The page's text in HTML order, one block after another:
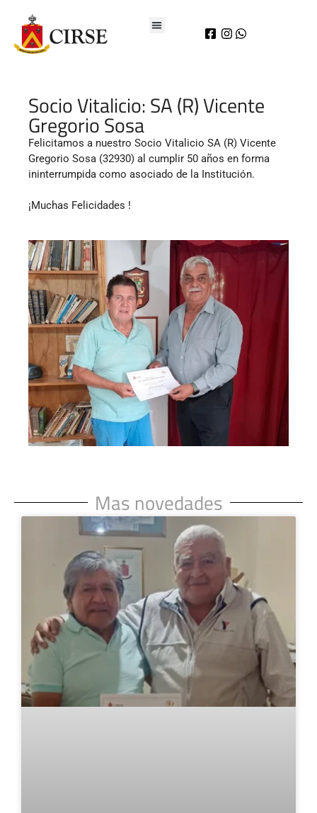
Socio Vitalicio: SA (R) Vicente
Gregorio Sosa
Felicitamos a nuestro Socio Vitalicio SA (R) Vicente
Gregorio Sosa (32930) al cumplir 50 años en forma
ininterrumpida como asociado de la Institución.
¡Muchas Felicidades !
Mas novedades